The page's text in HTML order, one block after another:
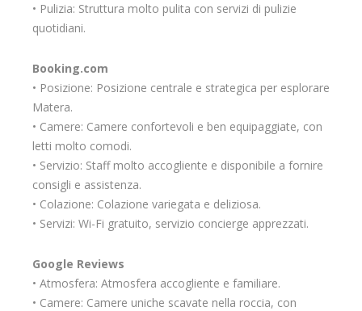
• Pulizia: Struttura molto pulita con servizi di pulizie
quotidiani.
Booking.com
• Posizione: Posizione centrale e strategica per esplorare
Matera.
• Camere: Camere confortevoli e ben equipaggiate, con
letti molto comodi.
• Servizio: Staff molto accogliente e disponibile a fornire
consigli e assistenza.
• Colazione: Colazione variegata e deliziosa.
• Servizi: Wi-Fi gratuito, servizio concierge apprezzati.
Google Reviews
• Atmosfera: Atmosfera accogliente e familiare.
• Camere: Camere uniche scavate nella roccia, con